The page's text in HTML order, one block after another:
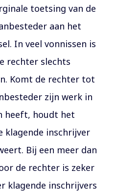
toetsing van de
aan het
In veel vonnissen is
rechter slechts
Komt de rechter tot
zijn werk in
heeft, houdt het
klagende inschrijver
Bij een meer dan
de rechter is zeker
klagende inschrijvers